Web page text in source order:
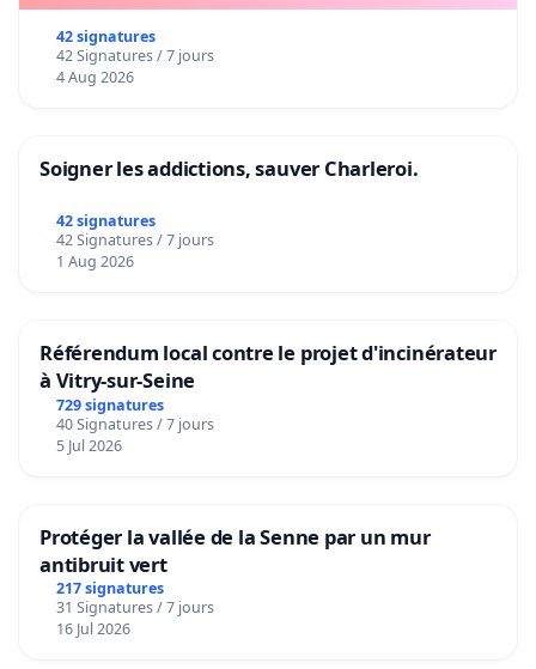
42 signatures
42 Signatures / 7 jours
4 Aug 2026
Soigner les addictions, sauver Charleroi.
42 signatures
42 Signatures / 7 jours
1 Aug 2026
Référendum local contre le projet d'incinérateur
à Vitry-sur-Seine
729 signatures
40 Signatures / 7 jours
5 Jul 2026
Protéger la vallée de la Senne par un mur
antibruit vert
217 signatures
31 Signatures / 7 jours
16 Jul 2026